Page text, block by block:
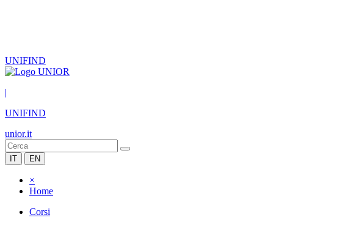
UNIFIND
|
UNIFIND
unior.it
IT EN
×
Home
Corsi